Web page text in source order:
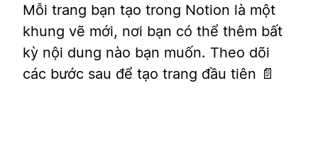
Mỗi trang bạn tạo trong Notion là một
khung vẽ mới, nơi bạn có thể thêm bất
kỳ nội dung nào bạn muốn. Theo dõi
các bước sau để tạo trang đầu tiên 📄